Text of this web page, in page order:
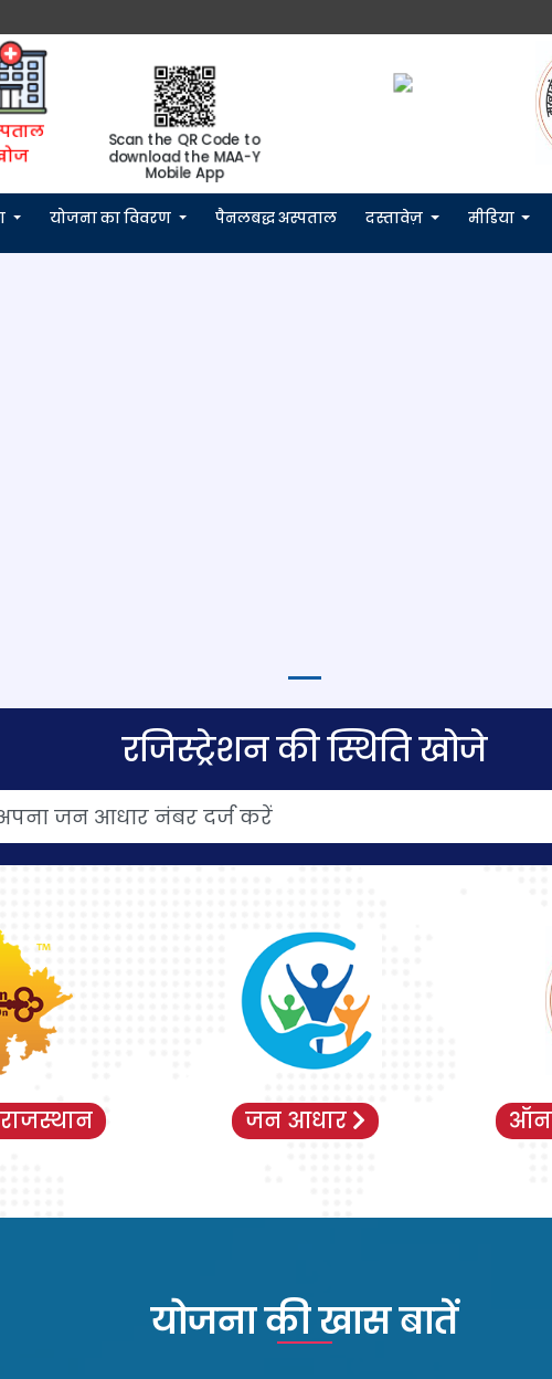
Scan the QR Code to
download the MAA-Y
Mobile App
योजना का विवरण पैनलबद्ध अस्पताल दस्तावेज़ मीडिया
रजिस्ट्रेशन की स्थिति खोजे
जन आधार
योजना की खास बातें